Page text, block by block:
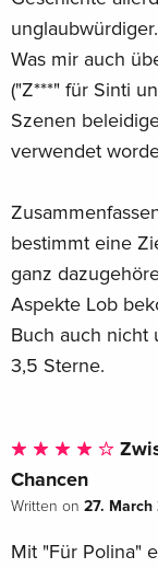
unglaubwürdiger.
Was mir auch
("Z***" für Sinti
Szenen
verwendet
bestimmt eine
ganz
Aspekte Lob
Buch auch nicht
3,5 Sterne.
Chancen
Written on 27. March
Mit "Für Polina"